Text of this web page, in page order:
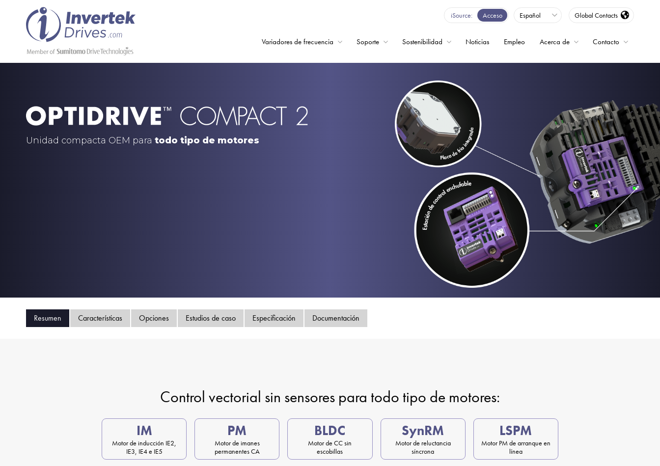
iSource Acceso Español Global Contacts
Variadores de frecuencia Soporte Sostenibilidad Noticias Empleo Acerca de Contacto
Unidad compacta OEM para todo tipo de motores
Resumen Características Opciones Estudios de caso Especificación Documentación
Control vectorial sin sensores para todo tipo de motores:
IM
Motor de inducción IE2,
IE3, IE4 e IE5
PM
Motor de imanes
permanentes CA
BLDC
Motor de CC sin
escobillas
SynRM
Motor de reluctancia
síncrona
LSPM
Motor PM de arranque en
línea
Variadores de frecuencia
Soporte
Sostenibilidad
Noticias
Política de privacidad
Mapa del sitio
Acceso